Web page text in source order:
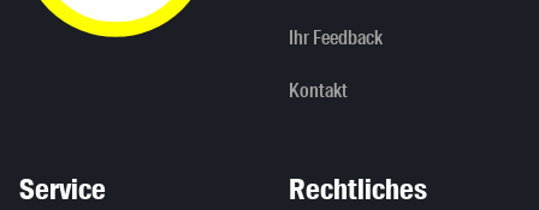
Ihr Feedback
Kontakt
Service Rechtliches